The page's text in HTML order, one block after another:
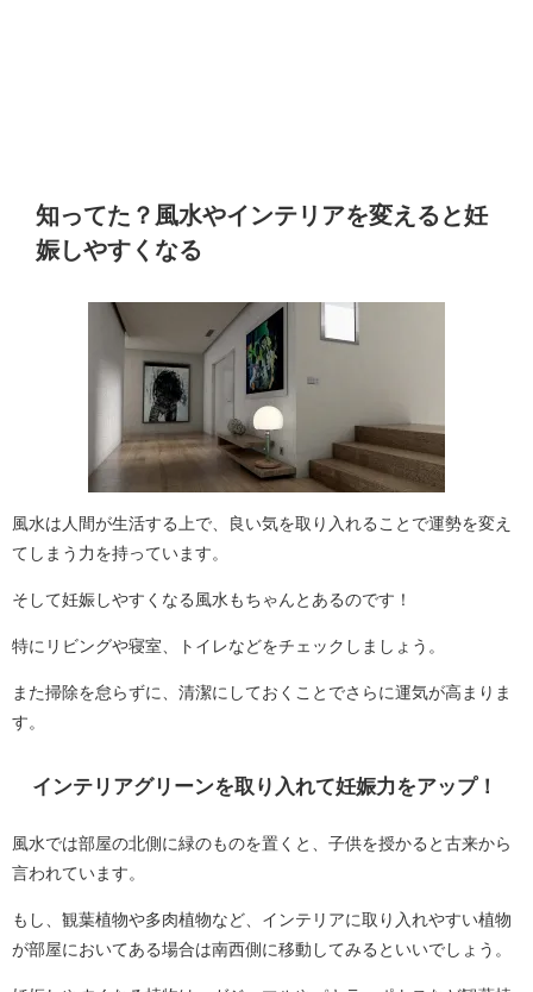
知ってた？風水やインテリアを変えると妊
娠しやすくなる
風水は人間が生活する上で、良い気を取り入れることで運勢を変え
てしまう力を持っています。
そして妊娠しやすくなる風水もちゃんとあるのです！
特にリビングや寝室、トイレなどをチェックしましょう。
また掃除を怠らずに、清潔にしておくことでさらに運気が高まりま
す。
インテリアグリーンを取り入れて妊娠力をアップ！
風水では部屋の北側に緑のものを置くと、子供を授かると古来から
言われています。
もし、観葉植物や多肉植物など、インテリアに取り入れやすい植物
が部屋においてある場合は南西側に移動してみるといいでしょう。